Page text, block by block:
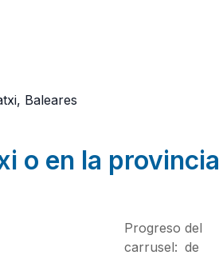
Baleares
o en la provincia
Progreso del
carrusel: de